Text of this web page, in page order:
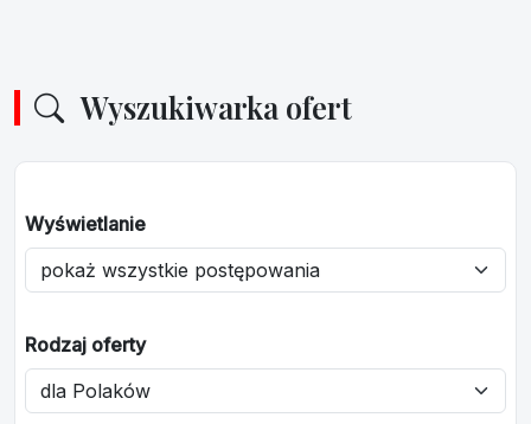
Wyszukiwarka ofert
Wyświetlanie
Rodzaj oferty